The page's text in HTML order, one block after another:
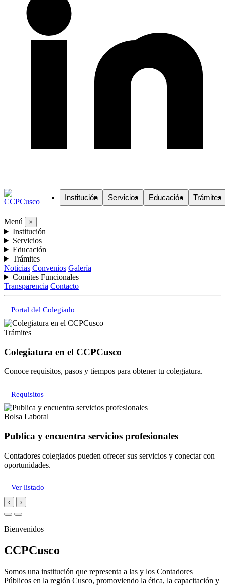
Institución Servicios Educación Trámites
Menú ×
Institución
Servicios
Educación
Trámites
Noticias Convenios Galería
Comites Funcionales
Transparencia Contacto
Portal del Colegiado
Trámites
Colegiatura en el CCPCusco
Conoce requisitos, pasos y tiempos para obtener tu colegiatura.
Requisitos
Bolsa Laboral
Publica y encuentra servicios profesionales
Contadores colegiados pueden ofrecer sus servicios y conectar con
oportunidades.
Ver listado
‹ ›
Bienvenidos
CCPCusco
Somos una institución que representa a las y los Contadores
Públicos en la región Cusco, promoviendo la ética, la capacitación y